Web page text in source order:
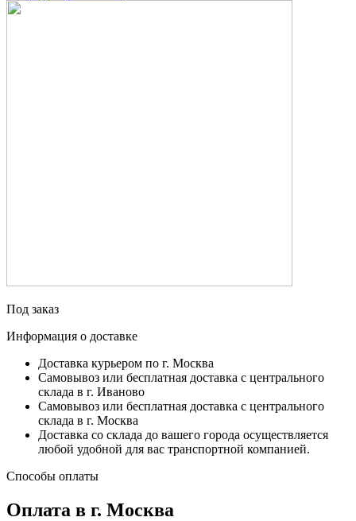
Под заказ
Информация о доставке
Доставка курьером по г. Москва
Самовывоз или бесплатная доставка с центрального
склада в г. Иваново
Самовывоз или бесплатная доставка с центрального
склада в г. Москва
Доставка со склада до вашего города осуществляется
любой удобной для вас транспортной компанией.
Способы оплаты
Оплата в г. Москва